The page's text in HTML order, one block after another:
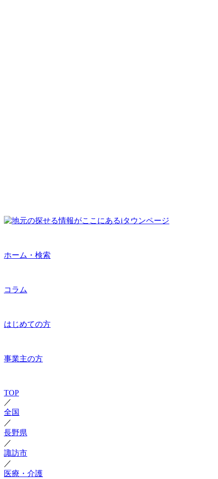
ホーム・検索
コラム
はじめての方
事業主の方
TOP
／
全国
／
長野県
／
諏訪市
／
医療・介護